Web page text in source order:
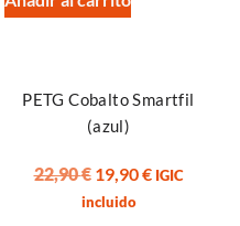
PETG Cobalto Smartfil
(azul)
22,90€ 19,90€ IGIC
incluido